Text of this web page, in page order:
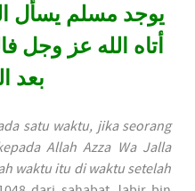
يوجد مسلم يسأل
أتاه الله عز وجل
بعد
satu waktu, jika seorang
Allah Azza Wa Jalla
waktu itu di waktu setelah